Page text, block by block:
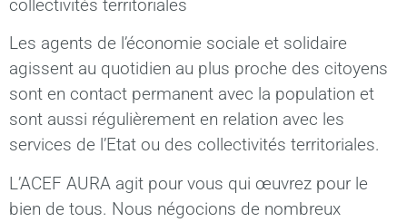
collectivités territoriales
Les agents de l’économie sociale et solidaire
agissent au quotidien au plus proche des citoyens
sont en contact permanent avec la population et
sont aussi régulièrement en relation avec les
services de l’Etat ou des collectivités territoriales.
L’ACEF AURA agit pour vous qui œuvrez pour le
bien de tous. Nous négocions de nombreux